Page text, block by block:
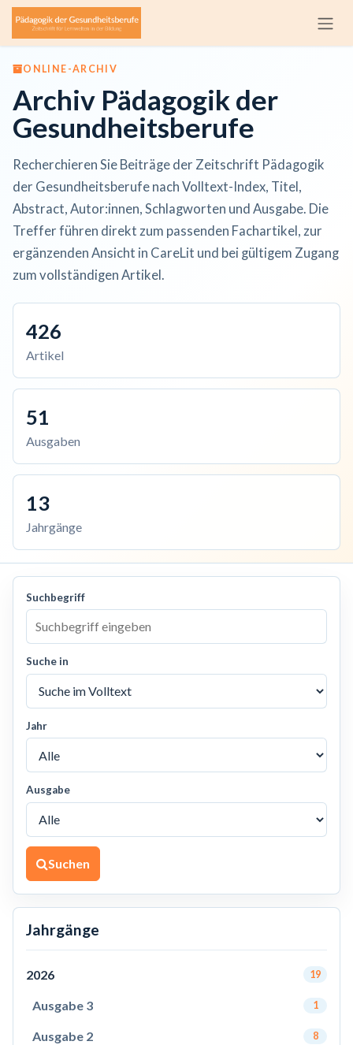
Zum Inhalt springen
ONLINE-ARCHIV
Archiv Pädagogik der
Gesundheitsberufe
Recherchieren Sie Beiträge der Zeitschrift Pädagogik
der Gesundheitsberufe nach Volltext-Index, Titel,
Abstract, Autor:innen, Schlagworten und Ausgabe. Die
Treffer führen direkt zum passenden Fachartikel, zur
ergänzenden Ansicht in CareLit und bei gültigem Zugang
zum vollständigen Artikel.
426
Artikel
51
Ausgaben
13
Jahrgänge
Suchbegriff
Suche in
Jahr
Ausgabe
Suchen
Jahrgänge
2026 19
Ausgabe 3 1
Ausgabe 2 8